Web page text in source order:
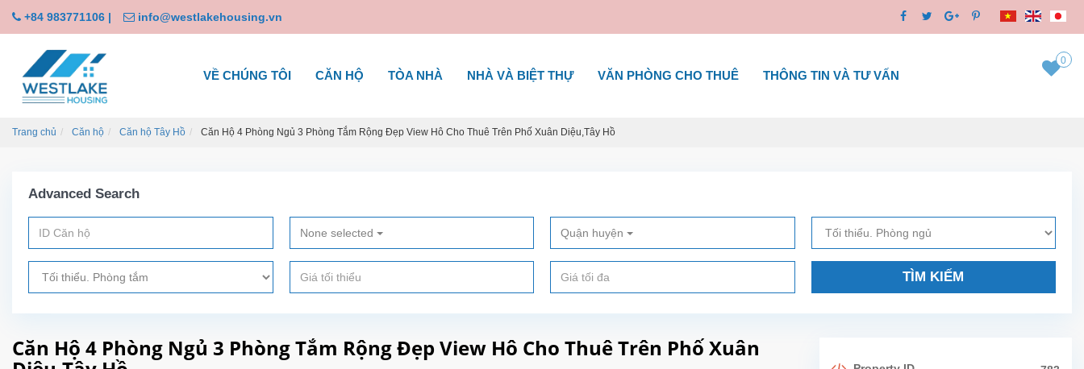
+84 983771106 | info@westlakehousing.vn
VỀ CHÚNG TÔI CĂN HỘ TÒA NHÀ NHÀ VÀ BIỆT THỰ VĂN PHÒNG CHO THUÊ THÔNG TIN VÀ TƯ VẤN
0
Trang chủ Căn hộ Căn hộ Tây Hồ Căn Hộ 4 Phòng Ngủ 3 Phòng Tắm Rộng Đẹp View Hô Cho Thuê Trên Phố Xuân Diệu,Tây Hồ
Advanced Search
None selected Quận huyện
TÌM KIẾM
Căn Hộ 4 Phòng Ngủ 3 Phòng Tắm Rộng Đẹp View Hô Cho Thuê Trên Phố Xuân